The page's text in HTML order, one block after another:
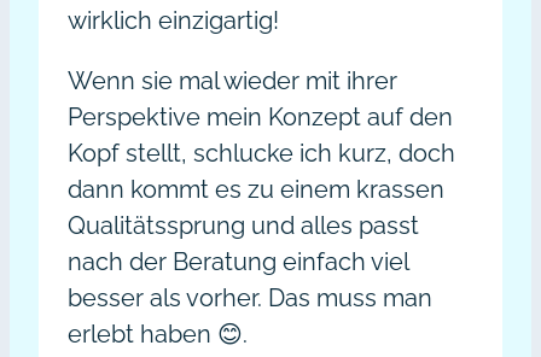
wirklich einzigartig!
Wenn sie mal wieder mit ihrer
Perspektive mein Konzept auf den
Kopf stellt, schlucke ich kurz, doch
dann kommt es zu einem krassen
Qualitätssprung und alles passt
nach der Beratung einfach viel
besser als vorher. Das muss man
erlebt haben 😊.